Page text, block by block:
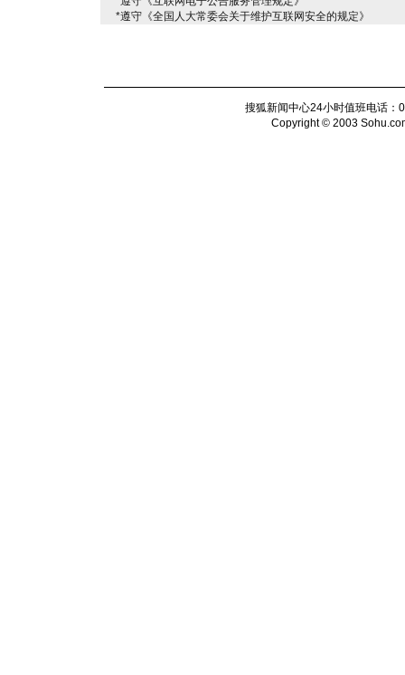
*遵守《全国人大常委会关于维护互联网安全的规定》
搜狐新闻中心24小时值班电话
Copyright © 2003